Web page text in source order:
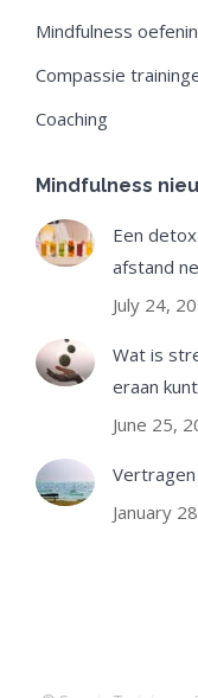
Mindfulness
Compassie
Coaching
Mindfulness
Een
afstand
July 24,
Wat is
eraan
June 25,
January